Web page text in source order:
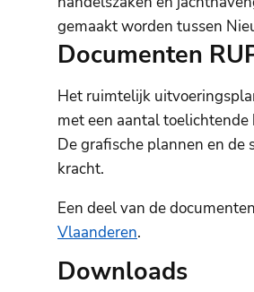
gemaakt worden tussen
Documenten
Het ruimtelijk
met een aantal
De grafische plannen en
kracht.
Een deel van de
Vlaanderen.
Downloads